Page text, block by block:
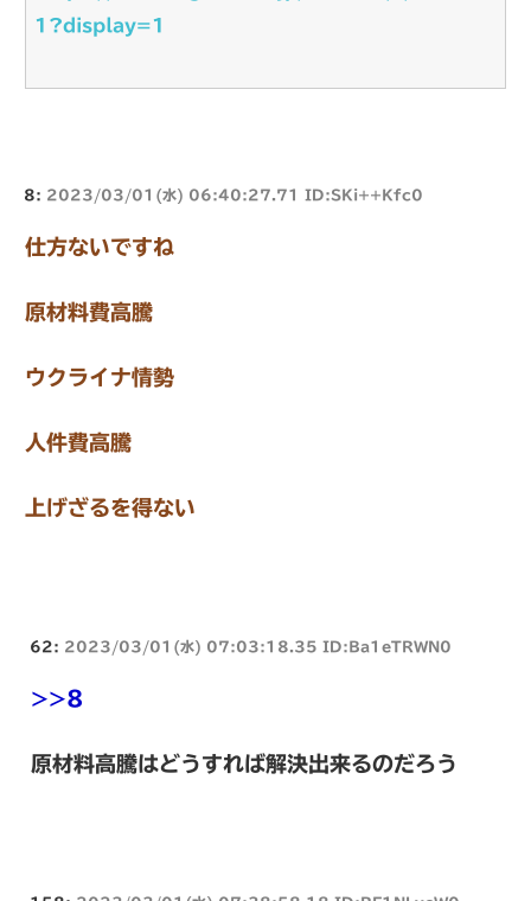
1?display=1
8: 2023/03/01(水) 06:40:27.71 ID:SKi++Kfc0
仕方ないですね
原材料費高騰
ウクライナ情勢
人件費高騰
上げざるを得ない
62: 2023/03/01(水) 07:03:18.35 ID:Ba1eTRWN0
>>8
原材料高騰はどうすれば解決出来るのだろう